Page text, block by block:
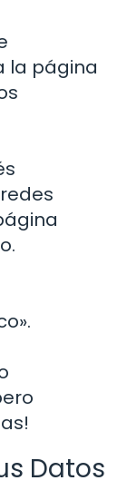
la página
Datos